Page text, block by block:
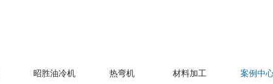
昭胜油冷机 热弯机 材料加工 案例中